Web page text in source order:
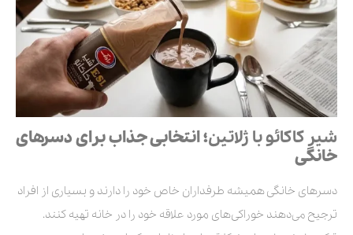
شیر کاکائو با ژلاتین؛ انتخابی جذاب برای دسرهای
خانگی
دسرهای خانگی همیشه طرفداران خاص خود را دارند و بسیاری از افراد
ترجیح می‌دهند خوراکی‌های مورد علاقه خود را در خانه تهیه کنند.